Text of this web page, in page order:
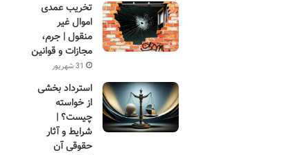
تخریب عمدی
اموال غیر
منقول | جرم،
مجازات و قوانین
31 شهریور
استرداد بخشی
از خواسته
چیست؟ |
شرایط و آثار
حقوقی آن